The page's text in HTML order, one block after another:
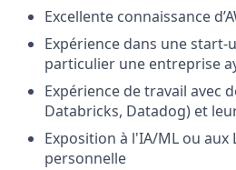
Excellente connaissance
Expérience dans une start-
particulier une entreprise
Expérience de travail avec
Databricks, Datadog) et
Exposition à l'IA/ML ou
personnelle